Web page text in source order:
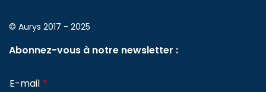
© Aurys 2017 - 2025
Abonnez-vous à notre newsletter :
E-mail *